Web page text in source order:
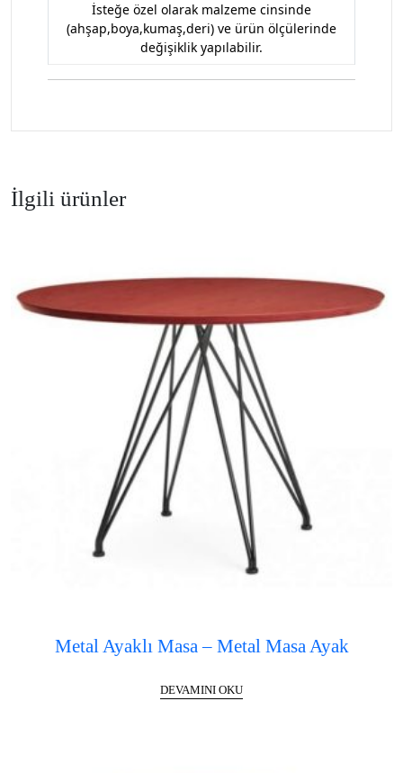
İsteğe özel olarak malzeme cinsinde
(ahşap,boya,kumaş,deri) ve ürün ölçülerinde
değişiklik yapılabilir.
İlgili ürünler
Metal Ayaklı Masa – Metal Masa Ayak
DEVAMINI OKU